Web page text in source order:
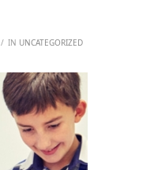
IN UNCATEGORIZED